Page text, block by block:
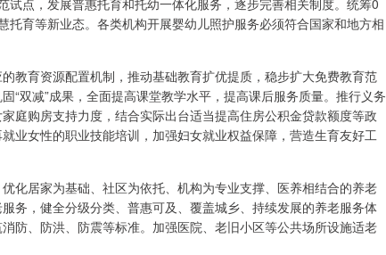
试点，发展普惠托育和托幼一体化服务，逐步完善相关制度。统筹0
育等新业态。各类机构开展婴幼儿照护服务必须符合国家和地方相
教育资源配置机制，推动基础教育扩优提质，稳步扩大免费教育范
“双减”成果，全面提高课堂教学水平，提高课后服务质量。推行义务
庭购房支持力度，结合实际出台适当提高住房公积金贷款额度等政
业女性的职业技能培训，加强妇女就业权益保障，营造生育友好工
化居家为基础、社区为依托、机构为专业支撑、医养相结合的养老
务，健全分级分类、普惠可及、覆盖城乡、持续发展的养老服务体
防、防洪、防震等标准。加强医院、老旧小区等公共场所设施适老